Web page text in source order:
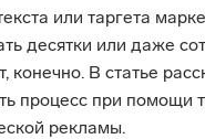
или таргета
десятки или даже
конечно. В статье
процесс при помощи
рекламы.